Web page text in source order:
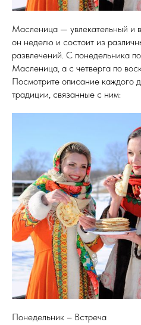
Масленица — увлекательный и
он неделю и состоит из
развлечений. С понедельника
Масленица, а с четверга по
Посмотрите описание каждого
традиции, связанные с ним:
Понедельник – Встреча